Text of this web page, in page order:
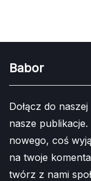
Babor
Dołącz do
nasze
nowego, coś
na twoje
twórz z nami